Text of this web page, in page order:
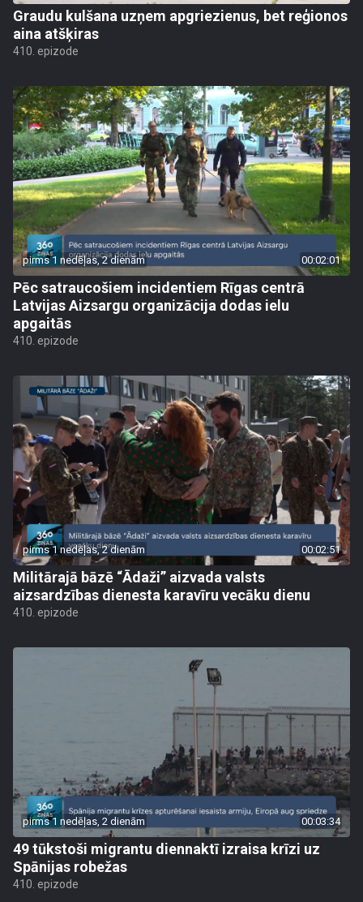
Graudu kulšana uzņem apgriezienus, bet reģionos
aina atšķiras
410. epizode
pirms 1 nedēļas, 2 dienām 00:02:01
Pēc satraucošiem incidentiem Rīgas centrā
Latvijas Aizsargu organizācija dodas ielu
apgaitās
410. epizode
pirms 1 nedēļas, 2 dienām 00:02:51
Militārajā bāzē “Ādaži” aizvada valsts
aizsardzības dienesta karavīru vecāku dienu
410. epizode
pirms 1 nedēļas, 2 dienām 00:03:34
49 tūkstoši migrantu diennaktī izraisa krīzi uz
Spānijas robežas
410. epizode